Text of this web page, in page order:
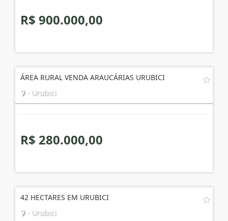
R$ 900.000,00
ÁREA RURAL VENDA ARAUCÁRIAS URUBICI
- Urubici
R$ 280.000,00
42 HECTARES EM URUBICI
- Urubici